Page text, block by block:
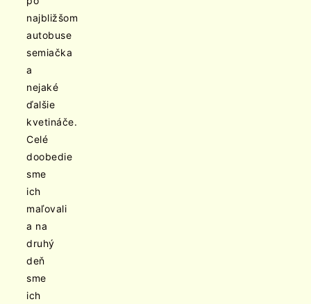
najbližšom
autobuse
semiačka
a
nejaké
ďalšie
kvetináče.
Celé
doobedie
sme
ich
maľovali
a na
druhý
deň
sme
ich